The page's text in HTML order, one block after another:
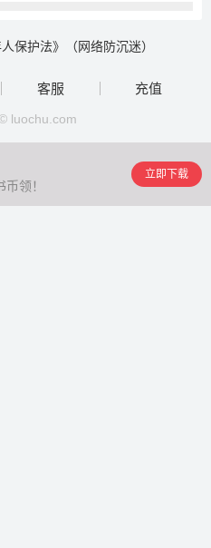
保护法》（网络防沉迷）
客服 充值
luochu.com
领！
立即下载